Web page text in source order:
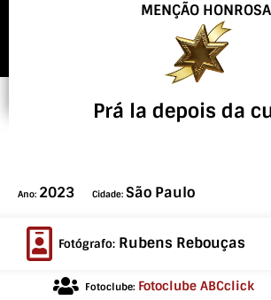
MENÇÃO
Prá la depois da
Ano: 2023 Cidade: São Paulo
Fotógrafo: Rubens Rebouças
Fotoclube: Fotoclube ABCclick